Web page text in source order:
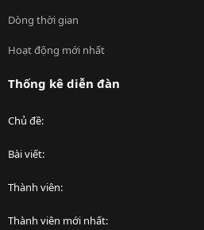
Dòng thời gian
Hoạt động mới nhất
Thống kê diễn đàn
Chủ đề
Bài viết
Thành viên
Thành viên mới nhất